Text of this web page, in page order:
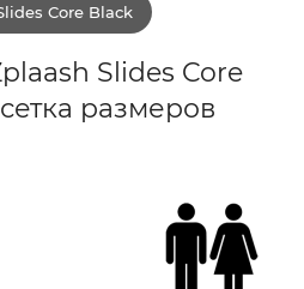
Core Black
Slides Core
размеров